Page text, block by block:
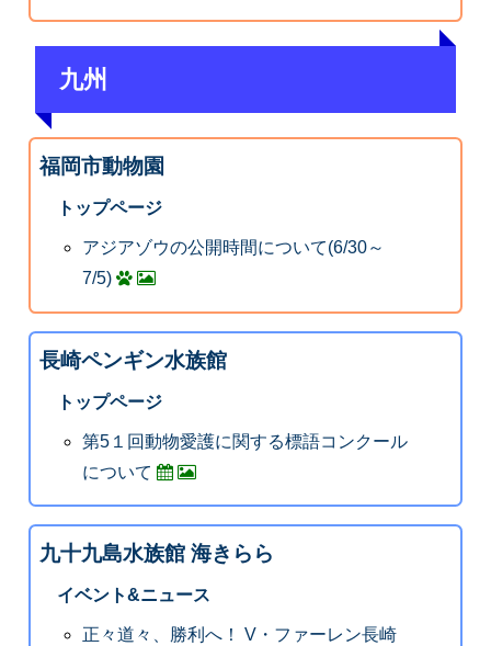
九州
福岡市動物園
トップページ
アジアゾウの公開時間について(6/30～
7/5)
長崎ペンギン水族館
トップページ
第5１回動物愛護に関する標語コンクール
について
九十九島水族館 海きらら
イベント&ニュース
正々道々、勝利へ！ V・ファーレン長崎